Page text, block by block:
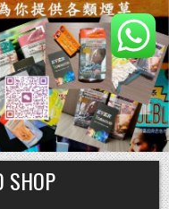
SHOP